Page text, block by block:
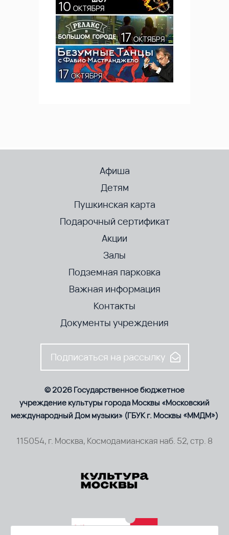
Афиша
Детям
Пушкинская карта
Подарочный сертификат
Акции
Залы
Подземная парковка
Важная информация
Контакты
Документы учреждения
Подписаться на рассылку
© 2026 Государственное бюджетное
учреждение культуры города Москвы «Московский
международный Дом музыки» (ГБУК г. Москвы «ММДМ»)
115054, г. Москва, Космодамианская наб. 52, стр. 8